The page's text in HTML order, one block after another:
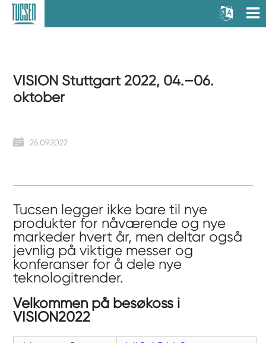
VISION Stuttgart 2022, 04.–06.
oktober
26.09.2022
Tucsen legger ikke bare til nye
produkter for nåværende og nye
markeder hvert år, men deltar også
jevnlig på viktige messer og
konferanser for å dele nye
teknologitrender.
Velkommen på besøkoss i
VISION2022